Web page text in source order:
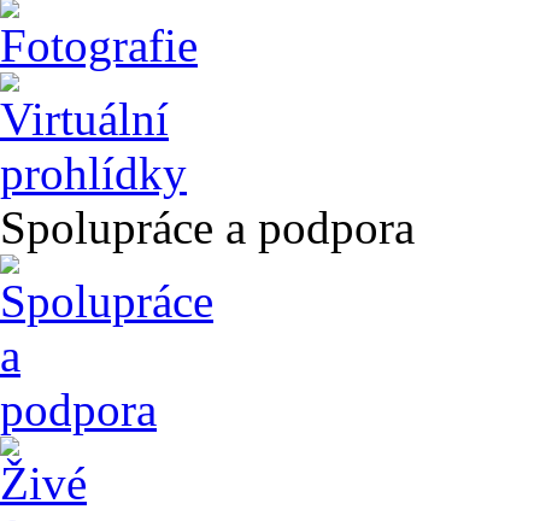
Spolupráce a podpora